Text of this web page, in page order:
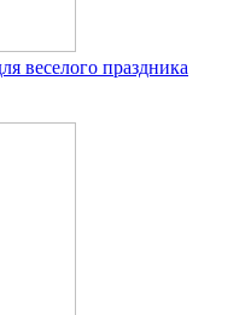
веселого праздника